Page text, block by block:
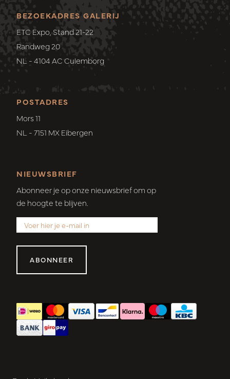
POSTADRES
Mors 11
NL - 7151 MX Eibergen
BEZOEKADRES GALERIJ
ETC Expo, Stand 21-22
Randweg 20
NL - 4104 AC Culemborg
NIEUWSBRIEF
Abonneer je op onze nieuwsbrief om op
de hoogte te blijven.
ABONNEER